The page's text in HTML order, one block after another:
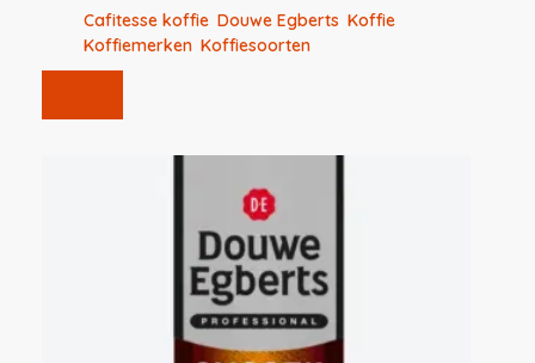
Cafitesse koffie Douwe Egberts Koffie
Koffiemerken Koffiesoorten